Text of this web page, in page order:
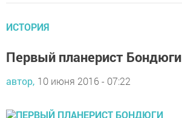
ИСТОРИЯ
Первый планерист Бондюги
автор, 10 июня 2016 - 07:22